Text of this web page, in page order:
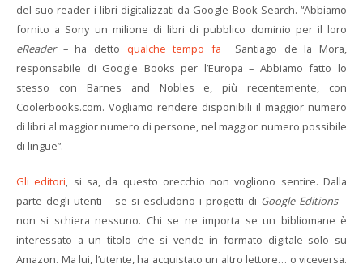
del suo reader i libri digitalizzati da Google Book Search. “Abbiamo
fornito a Sony un milione di libri di pubblico dominio per il loro
eReader– ha detto qualche tempo fa
Santiago de la Mora,
responsabile di Google Books per l’Europa – Abbiamo fatto lo
stesso con Barnes and Nobles e, più recentemente, con
Coolerbooks.com. Vogliamo rendere disponibili il maggior numero
di libri al maggior numero di persone, nel maggior numero possibile
di lingue”.
Gli editori, si sa, da questo orecchio non vogliono sentire. Dalla
parte degli utenti – se si escludono i progetti di Google Editions–
non si schiera nessuno. Chi se ne importa se un bibliomane è
interessato a un titolo che si vende in formato digitale solo su
Amazon. Ma lui, l’utente, ha acquistato un altro lettore… o viceversa.